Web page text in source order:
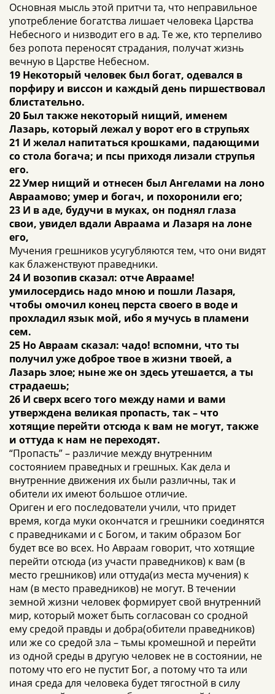
Основная мысль этой притчи та, что неправильное
употребление богатства лишает человека Царства
Небесного и низводит его в ад. Те же, кто терпеливо
без ропота переносят страдания, получат жизнь
вечную в Царстве Небесном.
19 Некоторый человек был богат, одевался в
порфиру и виссон и каждый день пиршествовал
блистательно.
20 Был также некоторый нищий, именем
Лазарь, который лежал у ворот его в струпьях
21 И желал напитаться крошками, падающими
со стола богача; и псы приходя лизали струпья
его.
22 Умер нищий и отнесен был Ангелами на лоно
Авраамово; умер и богач, и похоронили его;
23 И в аде, будучи в муках, он поднял глаза
свои, увидел вдали Авраама и Лазаря на лоне
его,
Мучения грешников усугубляются тем, что они видят
как блаженствуют праведники.
24 И возопив сказал: отче Аврааме!
умилосердись надо мною и пошли Лазаря,
чтобы омочил конец перста своего в воде и
прохладил язык мой, ибо я мучусь в пламени
сем.
25 Но Авраам сказал: чадо! вспомни, что ты
получил уже доброе твое в жизни твоей, а
Лазарь злое; ныне же он здесь утешается, а ты
страдаешь;
26 И сверх всего того между нами и вами
утверждена великая пропасть, так – что
хотящие перейти отсюда к вам не могут, также
и оттуда к нам не переходят.
“Пропасть” – различие между внутренним
состоянием праведных и грешных. Как дела и
внутренние движения их были различны, так и
обители их имеют большое отличие.
Ориген и его последователи учили, что придет
время, когда муки окончатся и грешники соединятся
с праведниками и с Богом, и таким образом Бог
будет все во всех. Но Авраам говорит, что хотящие
перейти отсюда (из участи праведников) к вам (в
место грешников) или оттуда(из места мучения) к
нам (в место праведников) не могут. В течении
земной жизни человек формирует свой внутренний
мир, который может быть согласован со сродной
ему средой правды и добра(обители праведников)
или же со средой зла – тьмы кромешной и перейти
из одной среды в другую человек не в состоянии, не
потому что его не пустит Бог, а потому что та или
иная среда для человека будет тягостной в силу